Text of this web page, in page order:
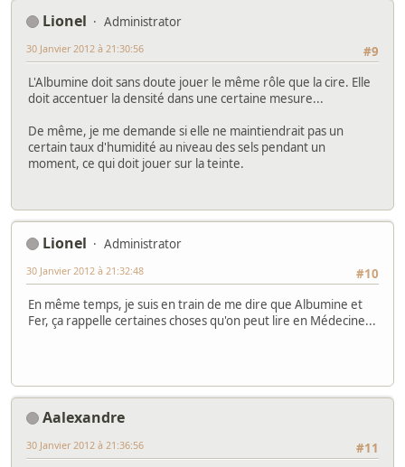
Lionel
Administrator
#9
30 Janvier 2012 à 21:30:56
L'Albumine doit sans doute jouer le même rôle que la cire. Elle
doit accentuer la densité dans une certaine mesure...
De même, je me demande si elle ne maintiendrait pas un
certain taux d'humidité au niveau des sels pendant un
moment, ce qui doit jouer sur la teinte.
Lionel
Administrator
#10
30 Janvier 2012 à 21:32:48
En même temps, je suis en train de me dire que Albumine et
Fer, ça rappelle certaines choses qu'on peut lire en Médecine...
Aalexandre
#11
30 Janvier 2012 à 21:36:56